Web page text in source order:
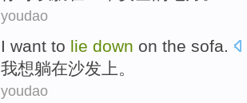
youdao
I want to lie down on the sofa.
我想躺在沙发上。
youdao